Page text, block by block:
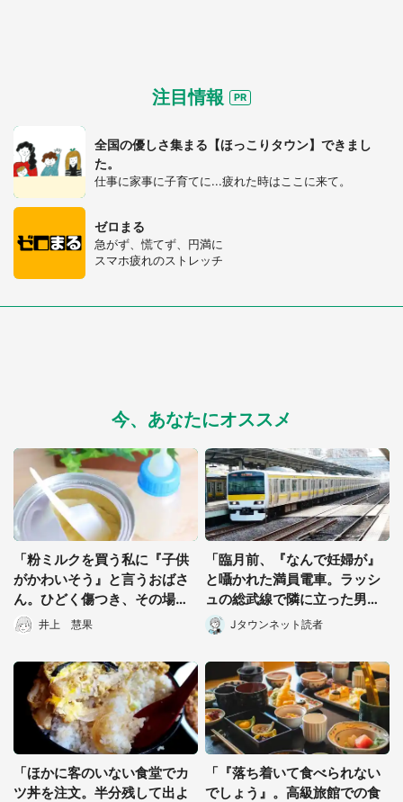
注目情報
全国の優しさ集まる【ほっこりタウン】できまし
た。
仕事に家事に子育てに...疲れた時はここに来て。
ゼロまる
急がず、慌てず、円満に
スマホ疲れのストレッチ
今、あなたにオススメ
「粉ミルクを買う私に『子供
がかわいそう』と言うおばさ
ん。ひどく傷つき、その場を
離れようとすると...」（群馬
県・30代女性）
井上 慧果
「臨月前、『なんで妊婦が』
と囁かれた満員電車。ラッシ
ュの総武線で隣に立った男性
客に...」（東京都・40代女
性）
Jタウンネット読者
「ほかに客のいない食堂でカ
ツ丼を注文。半分残して出よ
「『落ち着いて食べられない
でしょう』。高級旅館での食